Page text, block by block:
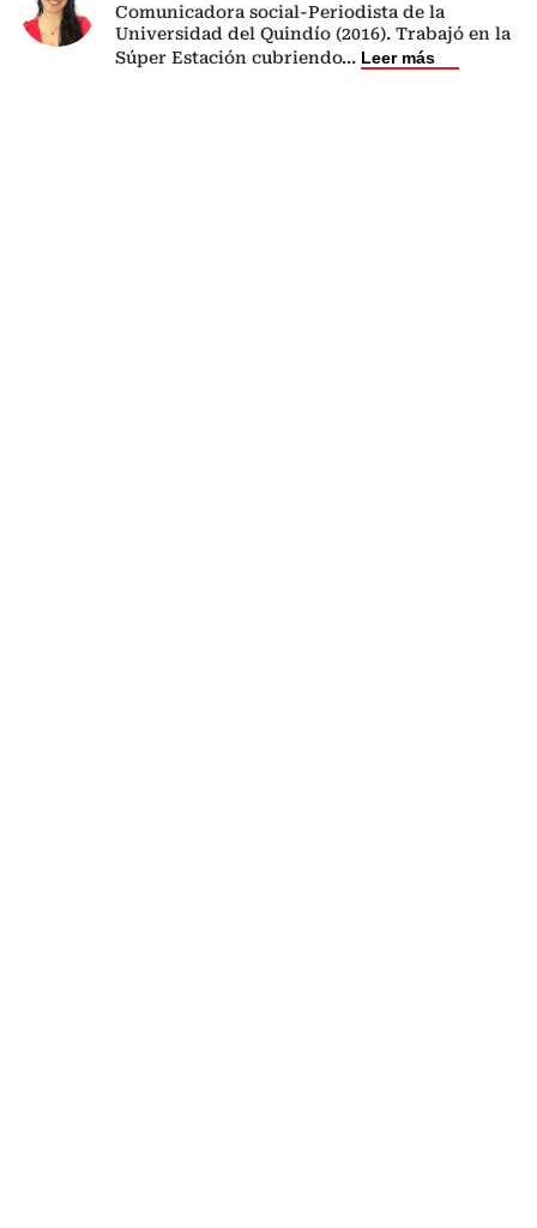
Comunicadora social-Periodista de la
Universidad del Quindío (2016). Trabajó en la
Súper Estación cubriendo... Leer más